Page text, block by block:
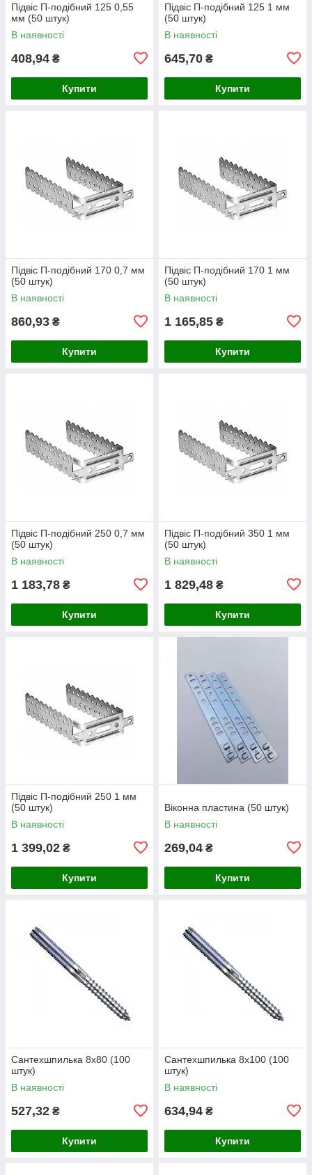
Підвіс П-подібний 125 0,55
мм (50 штук)
В наявності
408,94 ₴
Купити
Підвіс П-подібний 125 1 мм
(50 штук)
В наявності
645,70 ₴
Купити
Підвіс П-подібний 170 0,7 мм
(50 штук)
В наявності
860,93 ₴
Купити
Підвіс П-подібний 170 1 мм
(50 штук)
В наявності
1 165,85 ₴
Купити
Підвіс П-подібний 250 0,7 мм
(50 штук)
В наявності
1 183,78 ₴
Купити
Підвіс П-подібний 350 1 мм
(50 штук)
В наявності
1 829,48 ₴
Купити
Підвіс П-подібний 250 1 мм
(50 штук)
В наявності
1 399,02 ₴
Купити
Віконна пластина (50 штук)
В наявності
269,04 ₴
Купити
Сантехшпилька 8х80 (100
штук)
В наявності
527,32 ₴
Купити
Сантехшпилька 8x100 (100
штук)
В наявності
634,94 ₴
Купити